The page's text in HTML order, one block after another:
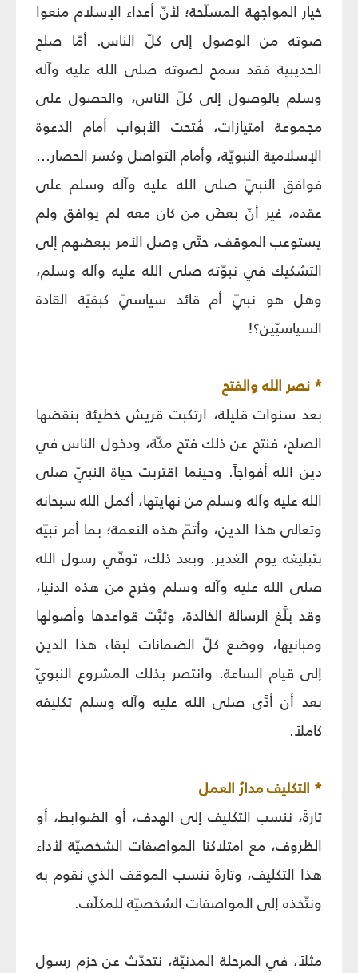
خيار المواجهة المسلّحة؛ لأنّ أعداء الإسلام منعوا
صوته من الوصول إلى كلّ الناس. أمّا صلح
الحديبية فقد سمح لصوته صلى الله عليه وآله
وسلم بالوصول إلى كلّ الناس، والحصول على
مجموعة امتيازات، فُتحت الأبواب أمام الدعوة
الإسلامية النبويّة، وأمام التواصل وكسر الحصار...
فوافق النبيّ صلى الله عليه وآله وسلم على
عقده، غير أنّ بعضَ من كان معه لم يوافق ولم
يستوعب الموقف، حتّى وصل الأمر ببعضهم إلى
التشكيك في نبوّته صلى الله عليه وآله وسلم،
وهل هو نبيّ أم قائد سياسيّ كبقيّة القادة
السياسيّين؟!
* نصر الله والفتح
بعد سنوات قليلة، ارتكبت قريش خطيئة بنقضها
الصلح، فنتج عن ذلك فتح مكّة، ودخول الناس في
دين الله أفواجاً. وحينما اقتربت حياة النبيّ صلى
الله عليه وآله وسلم من نهايتها، أكمل الله سبحانه
وتعالى هذا الدين، وأتمّ هذه النعمة؛ بما أمر نبيّه
بتبليغه يوم الغدير. وبعد ذلك، توفّي رسول الله
صلى الله عليه وآله وسلم وخرج من هذه الدنيا،
وقد بلَّغ الرسالة الخالدة، وثبَّت قواعدها وأصولها
ومبانيها، ووضع كلّ الضمانات لبقاء هذا الدين
إلى قيام الساعة. وانتصر بذلك المشروع النبويّ
بعد أن أدَّى صلى الله عليه وآله وسلم تكليفه
كاملاً.
* التكليف مدارُ العمل
تارةً، ننسب التكليف إلى الهدف، أو الضوابط، أو
الظروف، مع امتلاكنا المواصفات الشخصيّة لأداء
هذا التكليف، وتارةً ننسب الموقف الذي نقوم به
ونتّخذه إلى المواصفات الشخصيّة للمكلّف.
مثلاً، في المرحلة المدنيّة، نتحدّث عن حزم رسول